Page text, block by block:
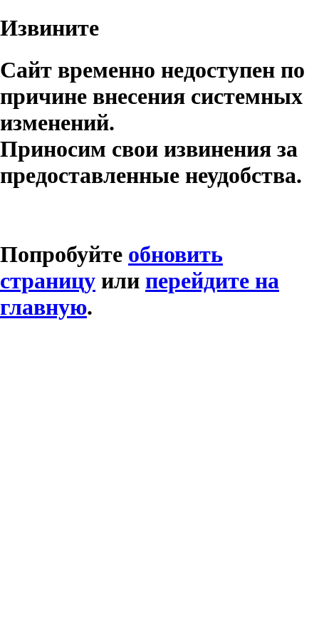
Извините
Сайт временно недоступен по
причине внесения системных
изменений.
Приносим свои извинения за
предоставленные неудобства.
Попробуйте обновить
страницу или перейдите на
главную.